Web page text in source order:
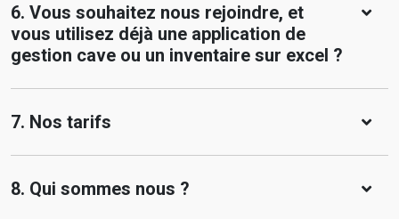
6. Vous souhaitez nous rejoindre, et
vous utilisez déjà une application de
gestion cave ou un inventaire sur excel ?
7. Nos tarifs
8. Qui sommes nous ?